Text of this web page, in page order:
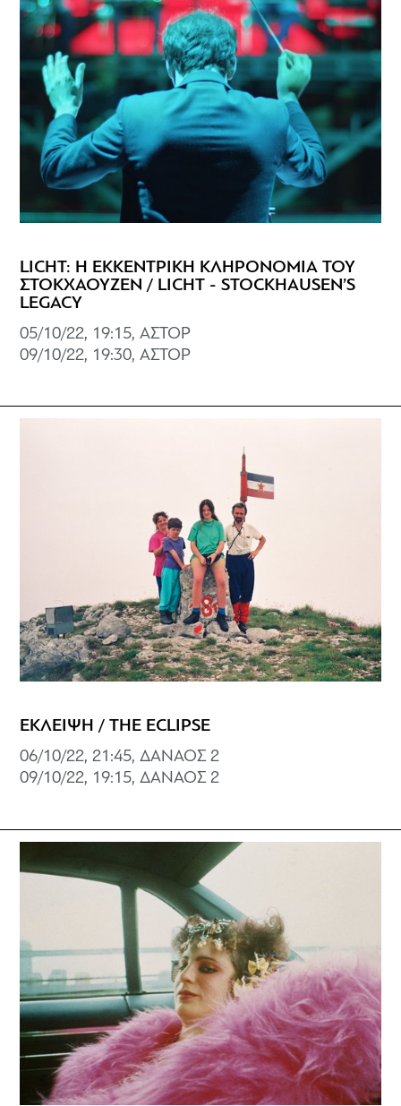
LICHT: Η ΕΚΚΕΝΤΡΙΚΗ ΚΛΗΡΟΝΟΜΙΑ ΤΟΥ
ΣΤΟΚΧΑΟΥΖΕΝ / LICHT - STOCKHAUSEN’S
LEGACY
05/10/22, 19:15, ΑΣΤΟΡ
09/10/22, 19:30, ΑΣΤΟΡ
ΕΚΛΕΙΨΗ / THE ECLIPSE
06/10/22, 21:45, ΔΑΝΑΟΣ 2
09/10/22, 19:15, ΔΑΝΑΟΣ 2